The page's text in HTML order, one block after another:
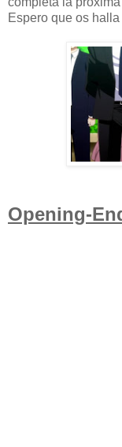
Espero que os
Opening-